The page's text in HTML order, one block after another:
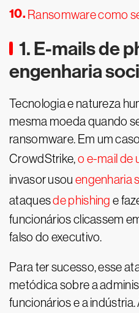
Ransomware como
1. E-mails de
engenharia
Tecnologia e natureza
mesma moeda quando
ransomware. Em um
CrowdStrike,o e-mail de
invasor usou engenharia
ataquesde phishing e
funcionários clicassem
falso do executivo.
Para ter sucesso, esse
metódica sobre a
funcionários e a